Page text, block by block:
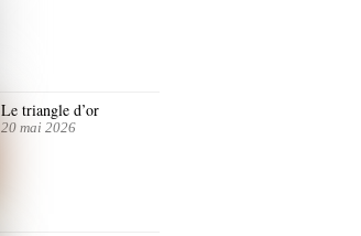
Le triangle d’or
20 mai 2026